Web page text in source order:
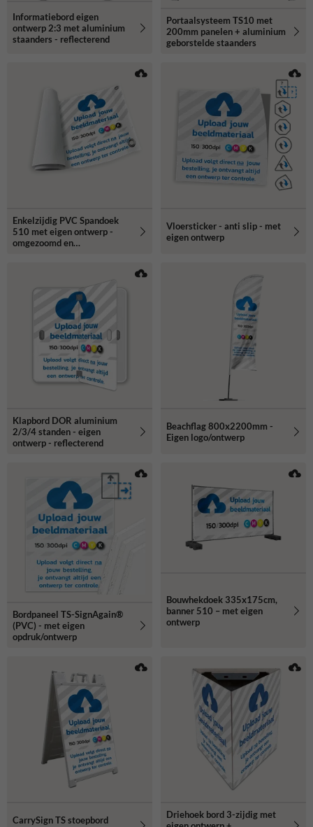
Informatiebord eigen
ontwerp 2:3 met aluminium
staanders - reflecterend
Portaalsysteem TS10 met
200mm panelen + aluminium
geborstelde staanders
Enkelzijdig PVC Spandoek
510 met eigen ontwerp -
omgezoomd en
Vloersticker - anti slip - met
eigen ontwerp
Klapbord DOR aluminium
2/3/4 standen - eigen
ontwerp - reflecterend
Beachflag 800x2200mm -
Eigen logo/ontwerp
Bordpaneel TS-SignAgain®
(PVC) - met eigen
opdruk/ontwerp
Bouwhekdoek 335x175cm,
banner 510 – met eigen
ontwerp
CarrySign TS stoepbord
Driehoek bord 3-zijdig met